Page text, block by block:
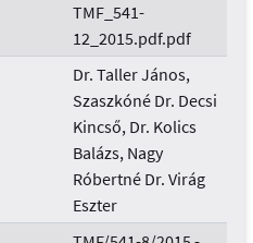
TMF_541-
12_2015.pdf.pdf
Dr. Taller János,
Szaszkóné Dr. Decsi
Kincső, Dr. Kolics
Balázs, Nagy
Róbertné Dr. Virág
Eszter